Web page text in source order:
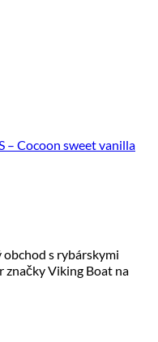
– Cocoon sweet vanilla
s rybárskymi
Viking Boat na